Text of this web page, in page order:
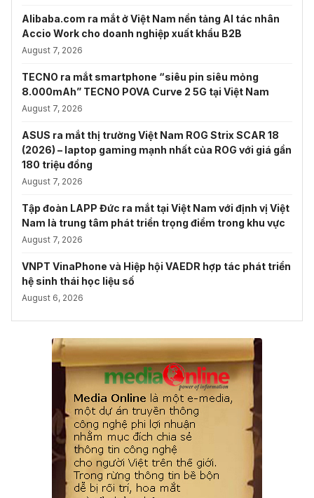
Alibaba.com ra mắt ở Việt Nam nền tảng AI tác nhân
Accio Work cho doanh nghiệp xuất khẩu B2B
August 7, 2026
TECNO ra mắt smartphone “siêu pin siêu mỏng
8.000mAh” TECNO POVA Curve 2 5G tại Việt Nam
August 7, 2026
ASUS ra mắt thị trường Việt Nam ROG Strix SCAR 18
(2026) – laptop gaming mạnh nhất của ROG với giá gần
180 triệu đồng
August 7, 2026
Tập đoàn LAPP Đức ra mắt tại Việt Nam với định vị Việt
Nam là trung tâm phát triển trọng điểm trong khu vực
August 7, 2026
VNPT VinaPhone và Hiệp hội VAEDR hợp tác phát triển
hệ sinh thái học liệu số
August 6, 2026